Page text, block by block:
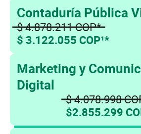
Contaduría Pública
$ 4.878.211 COP*
$ 3.122.055 COP¹*
Marketing y
Digital
$ 4.078.998
$2.855.299